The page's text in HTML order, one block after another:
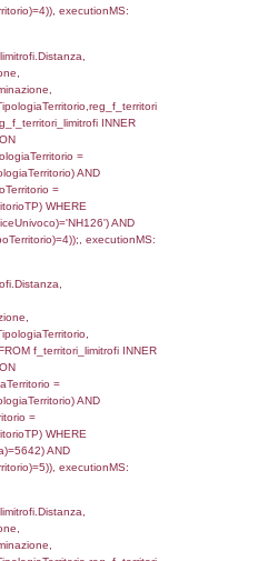
as DataApertura,
as DataUltimoPIR FROM
el_nazioni.DescIT,
INNER JOIN
= el_nazioni.IDStato
= 5642;,
el_regioni.Regione,
JOIN ((el_comuni INNER
=
el_regioni ON
ON
WHERE